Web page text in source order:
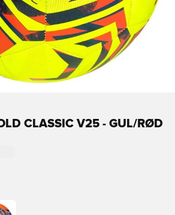
CLASSIC V25 - GUL/RØD